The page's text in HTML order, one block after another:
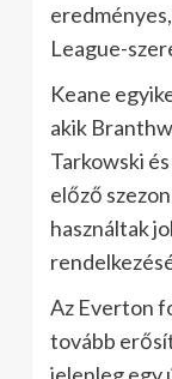
League-
Keane
akik
Tarkowski
előző
használtak
Az Everton
tovább